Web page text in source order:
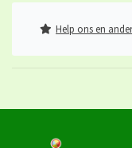
Help ons en